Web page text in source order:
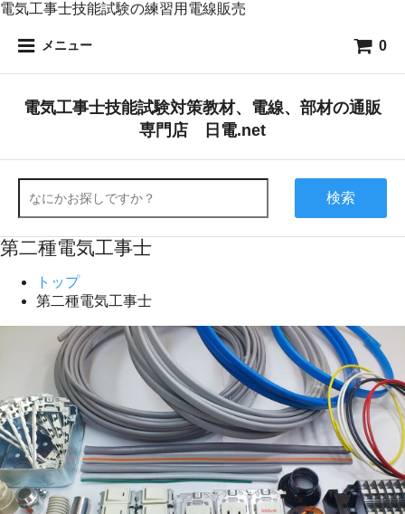
電気工事士技能試験の練習用電線販売
メニュー 0
電気工事士技能試験対策教材、電線、部材の通販
専門店 日電.net
検索
第二種電気工事士
トップ
第二種電気工事士